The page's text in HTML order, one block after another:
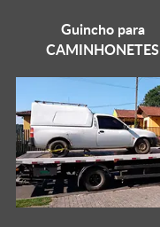
Guincho para
CAMINHONETES